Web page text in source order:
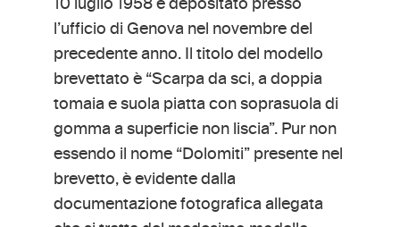
10 luglio 1958 e depositato presso
l’ufficio di Genova nel novembre del
precedente anno. Il titolo del modello
brevettato è “Scarpa da sci, a doppia
tomaia e suola piatta con soprasuola di
gomma a superficie non liscia”. Pur non
essendo il nome “Dolomiti” presente nel
brevetto, è evidente dalla
documentazione fotografica allegata